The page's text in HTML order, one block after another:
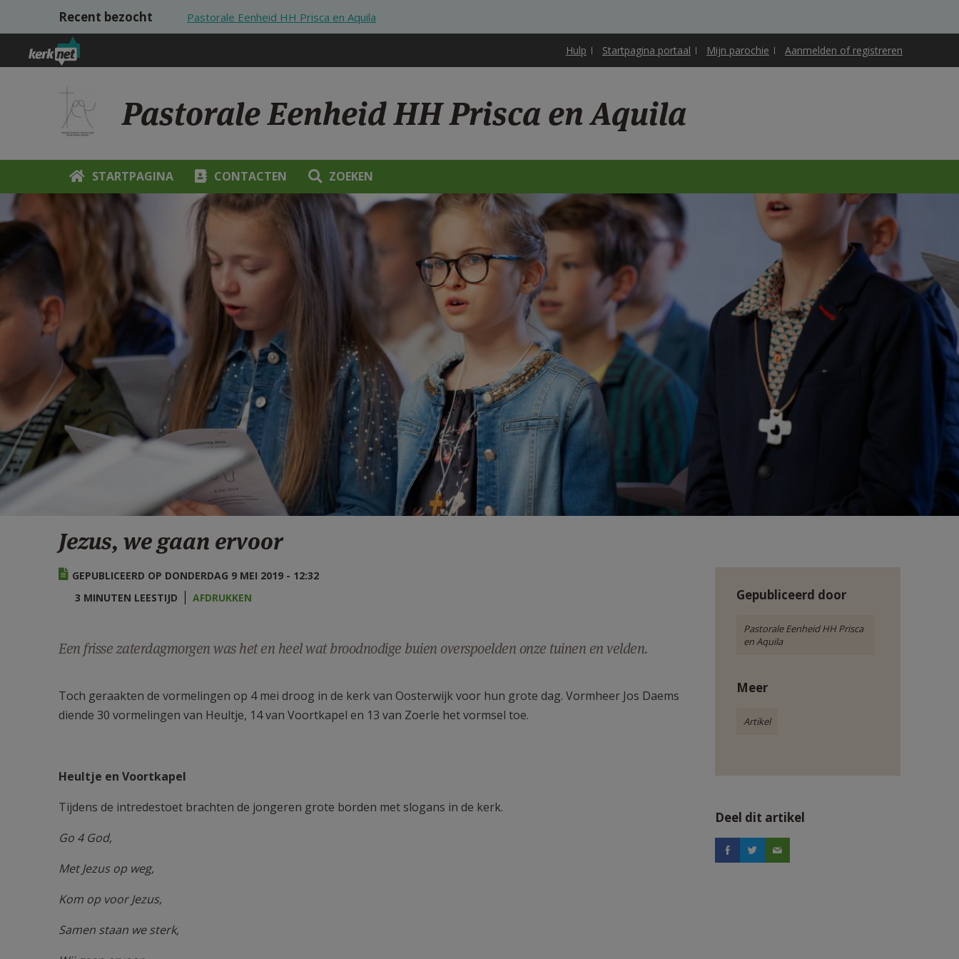
Overslaan en naar de inhoud gaan
Recent bezocht Pastorale Eenheid HH Prisca en Aquila
Hulp Startpagina portaal Mijn parochie Aanmelden of registreren
Pastorale Eenheid HH Prisca en Aquila
STARTPAGINA CONTACTEN ZOEKEN
Jezus, we gaan ervoor
GEPUBLICEERD OP DONDERDAG 9 MEI 2019 - 12:32
3 MINUTEN LEESTIJD
AFDRUKKEN
Een frisse zaterdagmorgen was het en heel wat broodnodige buien overspoelden onze tuinen en velden.
Toch geraakten de vormelingen op 4 mei droog in de kerk van Oosterwijk voor hun grote dag. Vormheer Jos Daems
diende 30 vormelingen van Heultje, 14 van Voortkapel en 13 van Zoerle het vormsel toe.
Heultje en Voortkapel
Tijdens de intredestoet brachten de jongeren grote borden met slogans in de kerk.
Go 4 God,
Met Jezus op weg,
Kom op voor Jezus,
Samen staan we sterk,
Gepubliceerd door
Pastorale Eenheid HH Prisca
en Aquila
Meer
Artikel
Deel dit artikel